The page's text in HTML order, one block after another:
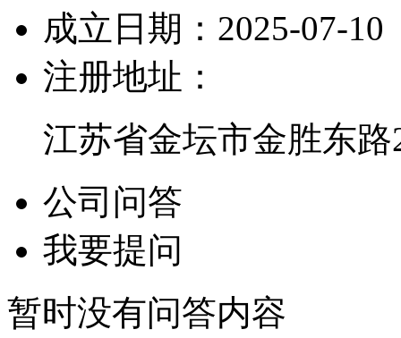
成立日期： 2025-07-10
注册地址：
江苏省金坛市金胜东路
公司问答
我要提问
暂时没有问答内容